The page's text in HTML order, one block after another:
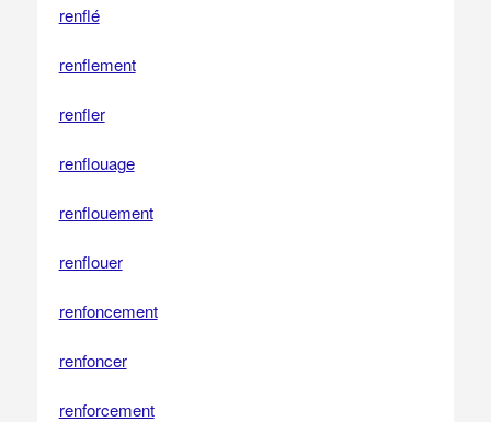
renflé
renflement
renfler
renflouage
renflouement
renflouer
renfoncement
renfoncer
renforcement